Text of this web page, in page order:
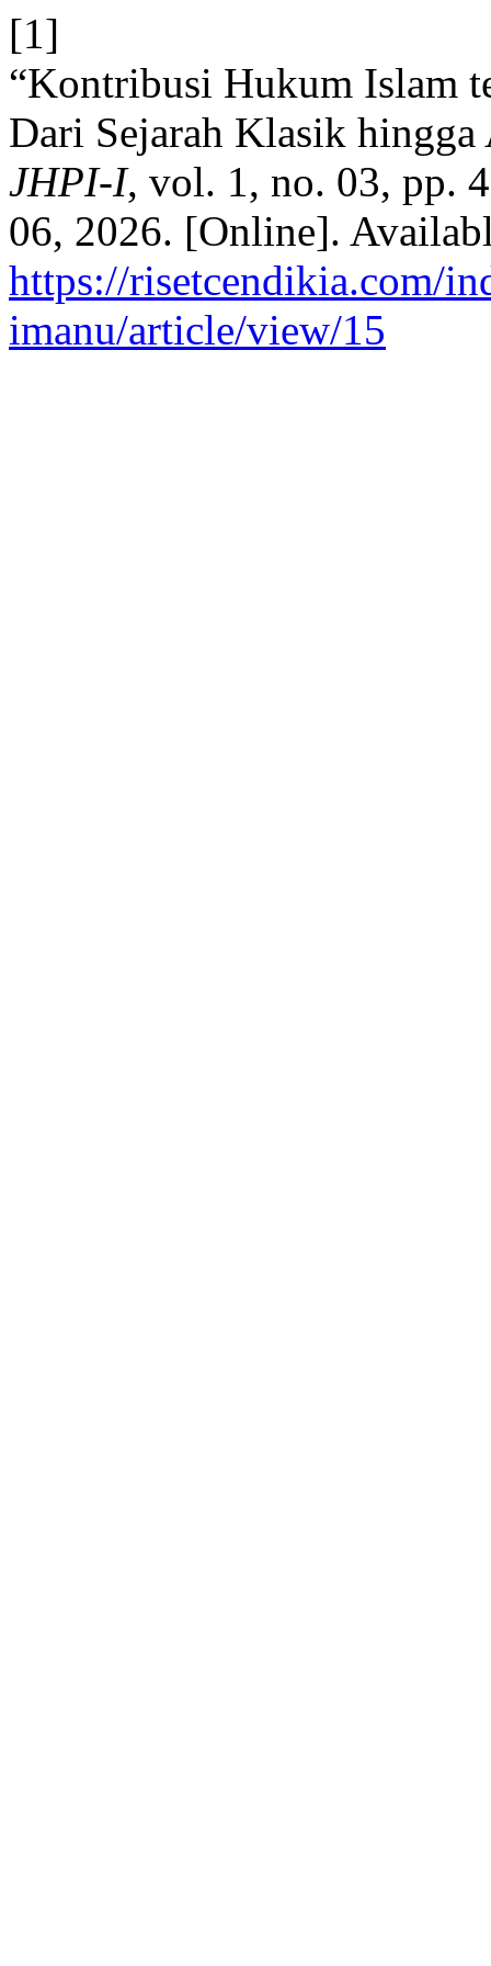
[1]
“Kontribusi Hukum Islam
Dari Sejarah Klasik hingga
JHPI-I, vol. 1, no. 03, pp.
06, 2026. [Online].
https://risetcendikia.com/
imanu/article/view/15